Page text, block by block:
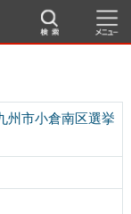
市小倉南区選挙